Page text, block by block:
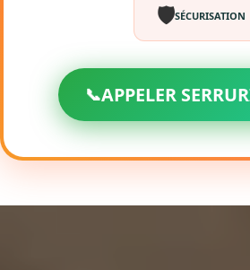
🛡️SÉCURISATION
📞APPELER